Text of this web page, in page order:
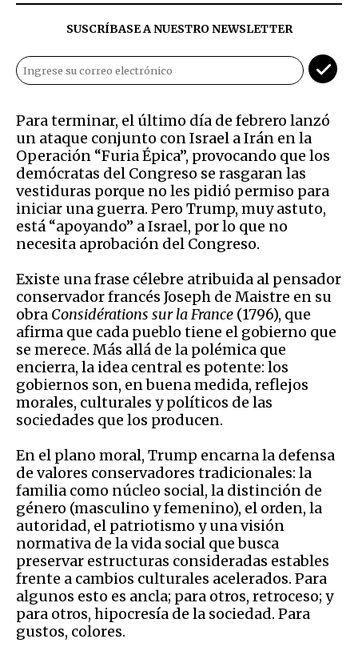
SUSCRÍBASE A NUESTRO NEWSLETTER
Para terminar, el último día de febrero lanzó
un ataque conjunto con Israel a Irán en la
Operación “Furia Épica”, provocando que los
demócratas del Congreso se rasgaran las
vestiduras porque no les pidió permiso para
iniciar una guerra. Pero Trump, muy astuto,
está “apoyando” a Israel, por lo que no
necesita aprobación del Congreso.
Existe una frase célebre atribuida al pensador
conservador francés Joseph de Maistre en su
obra Considérations sur la France (1796), que
afirma que cada pueblo tiene el gobierno que
se merece. Más allá de la polémica que
encierra, la idea central es potente: los
gobiernos son, en buena medida, reflejos
morales, culturales y políticos de las
sociedades que los producen.
En el plano moral, Trump encarna la defensa
de valores conservadores tradicionales: la
familia como núcleo social, la distinción de
género (masculino y femenino), el orden, la
autoridad, el patriotismo y una visión
normativa de la vida social que busca
preservar estructuras consideradas estables
frente a cambios culturales acelerados. Para
algunos esto es ancla; para otros, retroceso; y
para otros, hipocresía de la sociedad. Para
gustos, colores.